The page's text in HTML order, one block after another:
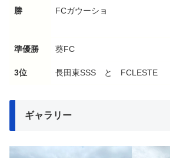
勝
FCガウーショ
準優勝 葵FC
3位 長田東SSS と FCLESTE
ギャラリー